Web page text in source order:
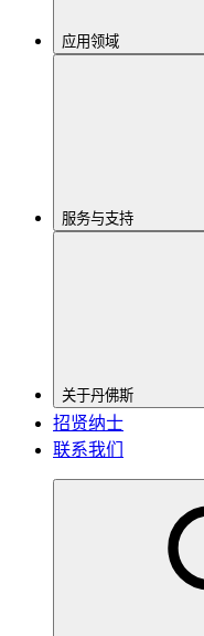
应用领域
服务与支持
关于丹佛斯
招贤纳士
联系我们